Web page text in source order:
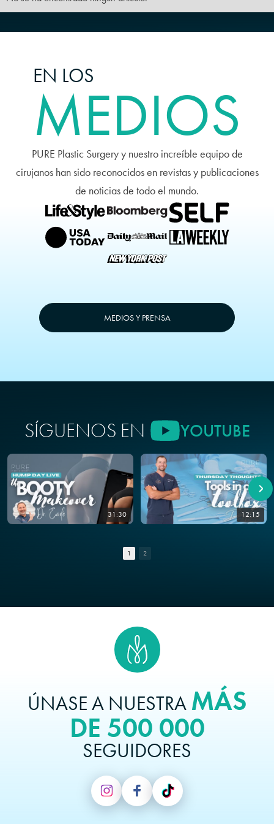
EN LOS
MEDIOS
PURE Plastic Surgery y nuestro increíble equipo de
cirujanos han sido reconocidos en revistas y publicaciones
de noticias de todo el mundo.
MEDIOS Y PRENSA
SÍGUENOS EN YOUTUBE
31:30 12:15
1 2
ÚNASE A NUESTRA MÁS
DE 500 000
SEGUIDORES